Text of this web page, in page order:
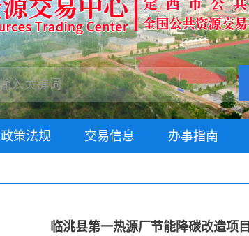
政策法规 交易信息 办事指南
临洮县第一热源厂节能降碳改造项目